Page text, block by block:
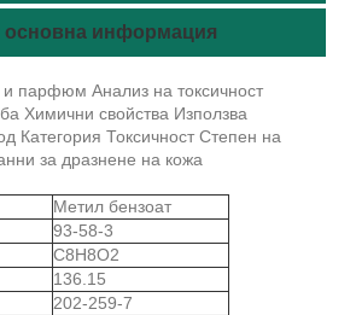
основна информация
парфюм Анализ на токсичност
Химични свойства Използва
Категория Токсичност Степен на
за дразнене на кожа
Метил бензоат
93-58-3
C8H8O2
136.15
202-259-7